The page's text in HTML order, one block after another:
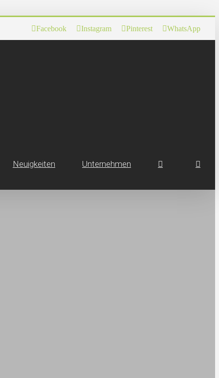
Facebook Instagram Pinterest WhatsApp
Neuig­keiten Unternehmen